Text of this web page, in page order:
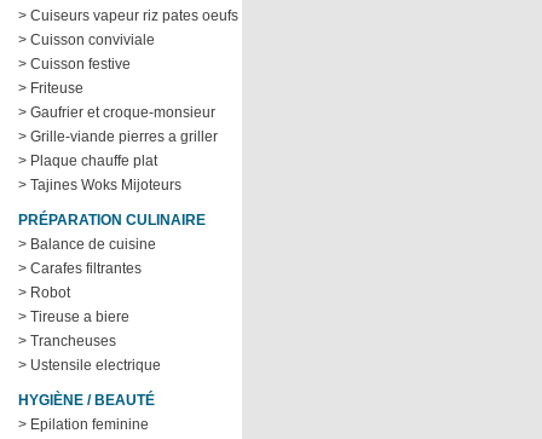
> Cuiseurs vapeur riz pates oeufs
> Cuisson conviviale
> Cuisson festive
> Friteuse
> Gaufrier et croque-monsieur
> Grille-viande pierres a griller
> Plaque chauffe plat
> Tajines Woks Mijoteurs
PRÉPARATION CULINAIRE
> Balance de cuisine
> Carafes filtrantes
> Robot
> Tireuse a biere
> Trancheuses
> Ustensile electrique
HYGIÈNE / BEAUTÉ
> Epilation feminine